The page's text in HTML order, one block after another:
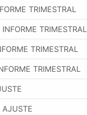
TRIMESTRAL
TRIMESTRAL
TRIMESTRAL
TRIMESTRAL
AJUSTE